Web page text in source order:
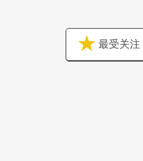
最受关注